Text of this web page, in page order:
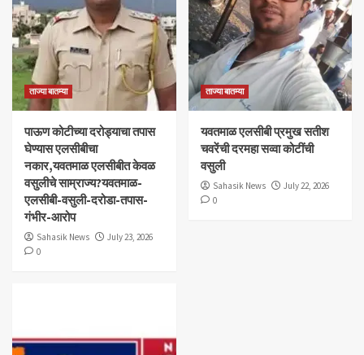
ताज्या बातम्या
पाऊण कोटीच्या दरोड्याचा तपास
घेण्यास एलसीबीचा
नकार,यवतमाळ एलसीबीत केवळ
वसुलीचे साम्राज्य?यवतमाळ-
एलसीबी-वसुली-दरोडा-तपास-
गंभीर-आरोप
Sahasik News
July 23, 2026
0
ताज्या बातम्या
यवतमाळ एलसीबी प्रमुख सतीश
चवरेंची दरमहा सव्वा कोटींची
वसुली
Sahasik News
July 22, 2026
0